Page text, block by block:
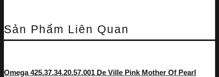
Sản Phẩm Liên Quan
Omega 425.37.34.20.57.001 De Ville Pink Mother Of Pearl